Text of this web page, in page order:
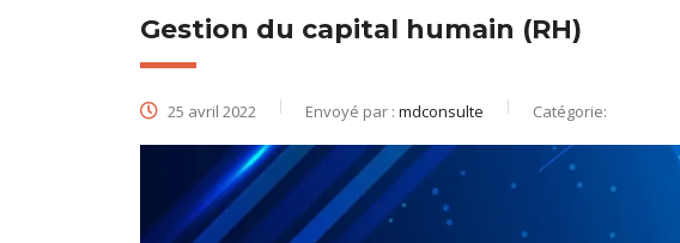
Gestion du capital humain (RH)
25 avril 2022 Envoyé par : mdconsulte Catégorie: